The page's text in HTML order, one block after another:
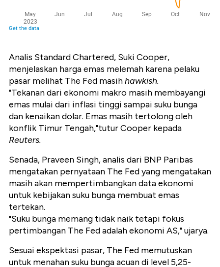
Analis Standard Chartered, Suki Cooper,
menjelaskan harga emas melemah karena pelaku
pasar melihat The Fed masihhawkish.
"Tekanan dari ekonomi makro masih membayangi
emas mulai dari inflasi tinggi sampai suku bunga
dan kenaikan dolar. Emas masih tertolong oleh
konflik Timur Tengah,"tutur Cooper kepada
Reuters.
Senada, Praveen Singh, analis dari BNP Paribas
mengatakan pernyataan The Fed yang mengatakan
masih akan mempertimbangkan data ekonomi
untuk kebijakan suku bunga membuat emas
tertekan.
"Suku bunga memang tidak naik tetapi fokus
pertimbangan The Fed adalah ekonomi AS," ujarya.
Sesuai ekspektasi pasar, The Fed memutuskan
untuk menahan suku bunga acuan di level 5,25-